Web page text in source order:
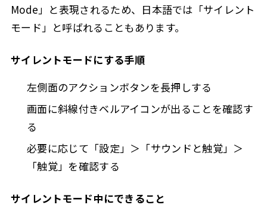
Mode」と表現されるため、日本語では「サイレント
モード」と呼ばれることもあります。
サイレントモードにする手順
左側面のアクションボタンを長押しする
画面に斜線付きベルアイコンが出ることを確認す
る
必要に応じて「設定」＞「サウンドと触覚」＞
「触覚」を確認する
サイレントモード中にできること